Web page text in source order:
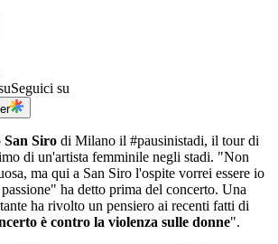
Seguici su
San Siro di Milano il #pausinistadi, il tour di
di un'artista femminile negli stadi. "Non
ma qui a San Siro l'ospite vorrei essere io
ha detto prima del concerto. Una
ha rivolto un pensiero ai recenti fatti di
è contro la violenza sulle donne".